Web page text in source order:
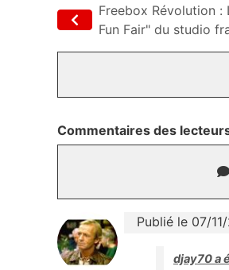
Freebox Révolution
Fun Fair" du studio
Commentaires des
Publié le 07/
djay70 a